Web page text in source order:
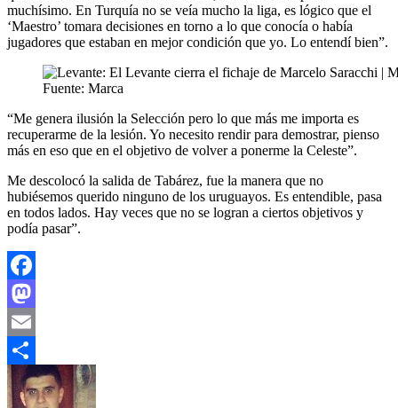
muchísimo. En Turquía no se veía mucho la liga, es lógico que el
‘Maestro’ tomara decisiones en torno a lo que conocía o había
jugadores que estaban en mejor condición que yo. Lo entendí bien”.
Fuente: Marca
“Me genera ilusión la Selección pero lo que más me importa es
recuperarme de la lesión. Yo necesito rendir para demostrar, pienso
más en eso que en el objetivo de volver a ponerme la Celeste”.
Me descolocó la salida de Tabárez, fue la manera que no
hubiésemos querido ninguno de los uruguayos. Es entendible, pasa
en todos lados. Hay veces que no se logran a ciertos objetivos y
podía pasar”.
Facebook
Mastodon
Email
Compartir